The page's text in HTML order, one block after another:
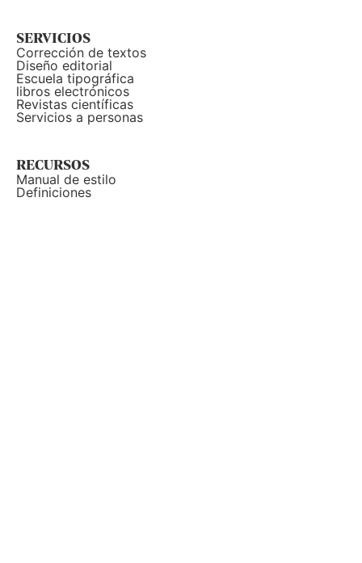
SERVICIOS
Corrección de textos
Diseño editorial
Escuela tipográfica
libros electrónicos
Revistas científicas
Servicios a personas
RECURSOS
Manual de estilo
Definiciones